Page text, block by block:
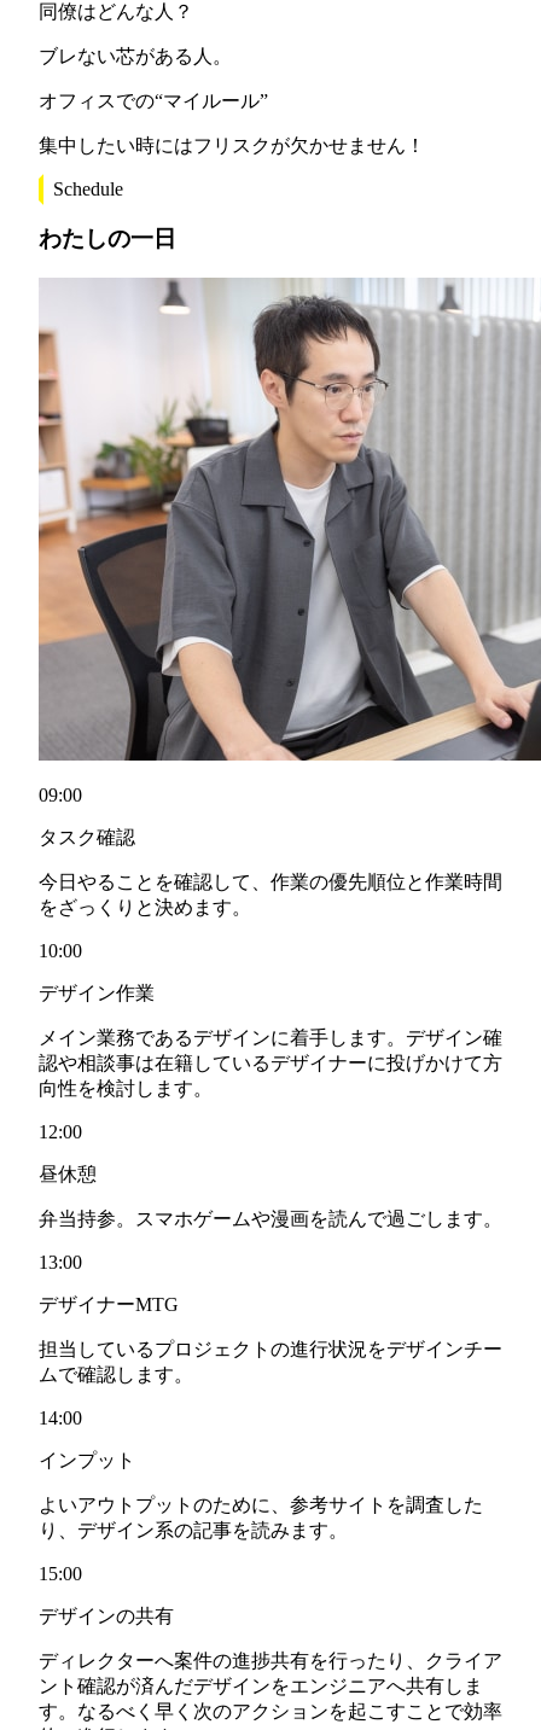
同僚はどんな人？
ブレない芯がある人。
オフィスでの“マイルール”
集中したい時にはフリスクが欠かせません！
Schedule
わたしの一日
09:00
タスク確認
今日やることを確認して、作業の優先順位と作業時間
をざっくりと決めます。
10:00
デザイン作業
メイン業務であるデザインに着手します。デザイン確
認や相談事は在籍しているデザイナーに投げかけて方
向性を検討します。
12:00
昼休憩
弁当持参。スマホゲームや漫画を読んで過ごします。
13:00
デザイナーMTG
担当しているプロジェクトの進行状況をデザインチー
ムで確認します。
14:00
インプット
よいアウトプットのために、参考サイトを調査した
り、デザイン系の記事を読みます。
15:00
デザインの共有
ディレクターへ案件の進捗共有を行ったり、クライア
ント確認が済んだデザインをエンジニアへ共有しま
す。なるべく早く次のアクションを起こすことで効率